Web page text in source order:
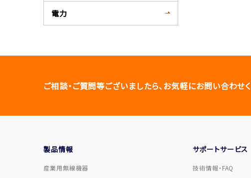
電力
ご相談・ご質問等ございましたら、お気軽にお問い合わせく
製品情報
産業用無線機器
サポートサービス
技術情報・FAQ